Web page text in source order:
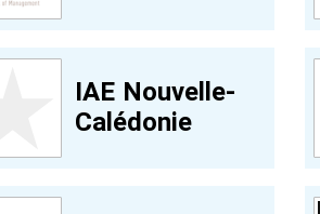
IAE Nouvelle-
Calédonie